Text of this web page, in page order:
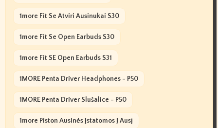
1more Fit Se Atviri Ausinukai S30
1more Fit Se Open Earbuds S30
1more Fit SE Open Earbuds S31
1MORE Penta Driver Headphones - P50
1MORE Penta Driver Slušalice - P50
1more Piston Ausinės Įstatomos Į Ausį